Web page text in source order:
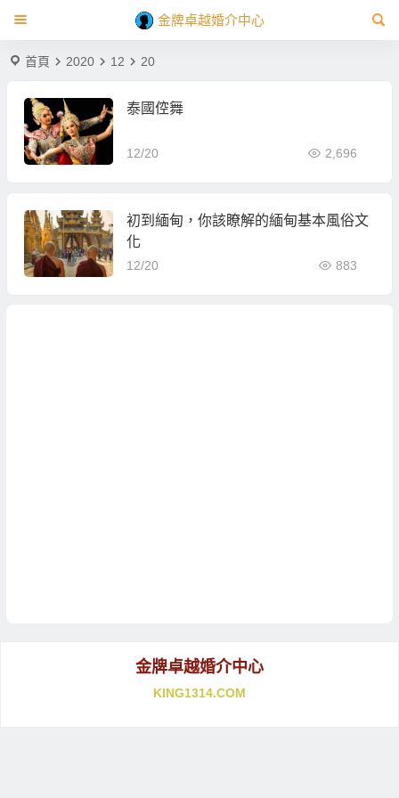
金牌卓越婚介中心
首頁 2020 12 20
泰國倥舞
12/20 2,696
初到緬甸，你該瞭解的緬甸基本風俗文
化
12/20 883
金牌卓越婚介中心
KING1314.COM